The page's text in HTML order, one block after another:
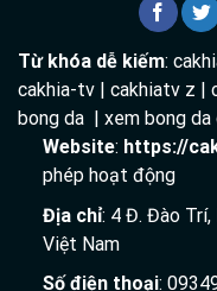
Từ khóa dễ kiếm:
cakhia-tv | cakhiatv z |
bong da | xem bong da
Website: https://
phép hoạt động
Địa chỉ: 4 Đ. Đào Trí,
Việt Nam
Số điện thoại: